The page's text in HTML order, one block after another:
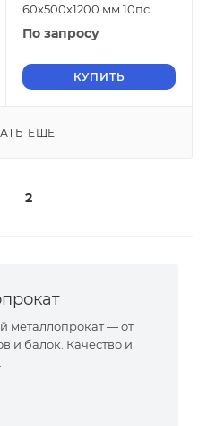
60х500х1200 мм 10пс
ГОСТ 9234-74
По запросу
КУПИТЬ
ЕЩЕ
2
металлопрокат — от
и балок. Качество и